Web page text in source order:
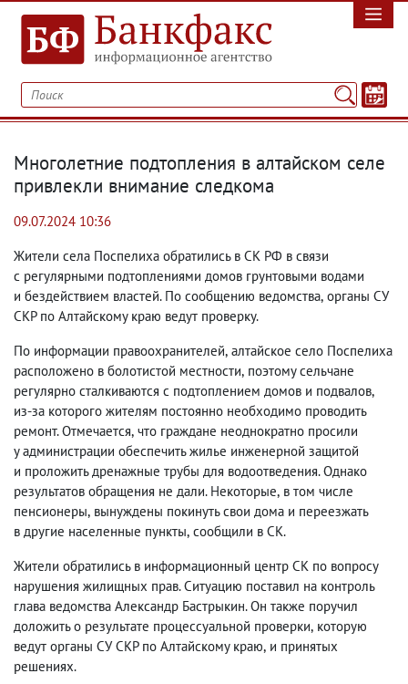
Многолетние подтопления в алтайском селе
привлекли внимание следкома
09.07.2024 10:36
Жители села Поспелиха обратились в СК РФ в связи
с регулярными подтоплениями домов грунтовыми водами
и бездействием властей. По сообщению ведомства, органы СУ
СКР по Алтайскому краю ведут проверку.
По информации правоохранителей, алтайское село Поспелиха
расположено в болотистой местности, поэтому сельчане
регулярно сталкиваются с подтоплением домов и подвалов,
из-за которого жителям постоянно необходимо проводить
ремонт. Отмечается, что граждане неоднократно просили
у администрации обеспечить жилье инженерной защитой
и проложить дренажные трубы для водоотведения. Однако
результатов обращения не дали. Некоторые, в том числе
пенсионеры, вынуждены покинуть свои дома и переезжать
в другие населенные пункты, сообщили в СК.
Жители обратились в информационный центр СК по вопросу
нарушения жилищных прав. Ситуацию поставил на контроль
глава ведомства Александр Бастрыкин. Он также поручил
доложить о результате процессуальной проверки, которую
ведут органы СУ СКР по Алтайскому краю, и принятых
решениях.